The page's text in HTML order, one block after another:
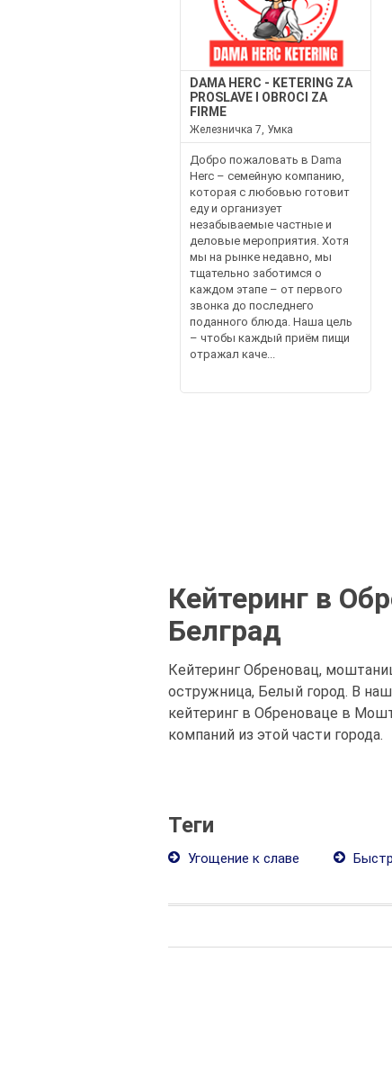
DAMA HERC - KETERING ZA
PROSLAVE I OBROCI ZA
FIRME
Железничка 7, Умка
Добро пожаловать в Dama
Herc – семейную компанию,
которая с любовью готовит
еду и организует
незабываемые частные и
деловые мероприятия. Хотя
мы на рынке недавно, мы
тщательно заботимся о
каждом этапе – от первого
звонка до последнего
поданного блюда. Наша цель
– чтобы каждый приём пищи
отражал каче...
Кейтеринг в
Белград
Кейтеринг Обреновац,
остружница, Белый город. В
кейтеринг в Обреноваце в
компаний из этой части города.
Теги
Угощение к славе